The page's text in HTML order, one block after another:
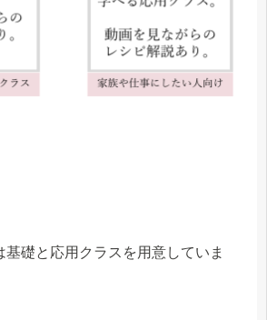
基礎と応用クラスを用意していま